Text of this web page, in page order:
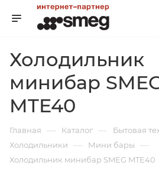
Холодильник
минибар
MTE40
Главная — Каталог — Бытовая
Холодильники — Мини бары —
Холодильник минибар SMEG MTE40